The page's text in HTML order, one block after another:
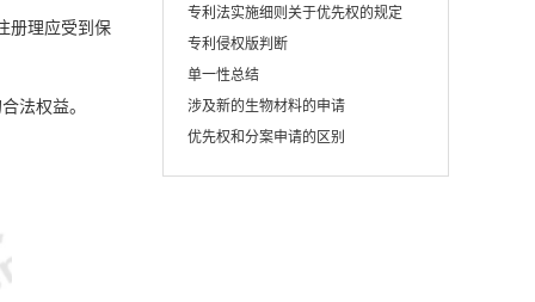
专利法实施细则关于优先权的规定
专利侵权版判断
单一性总结
涉及新的生物材料的申请
优先权和分案申请的区别
册理应受到保
法权益。